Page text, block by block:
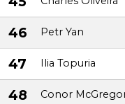
46
Petr Yan
47
Ilia Topuria
48
Conor